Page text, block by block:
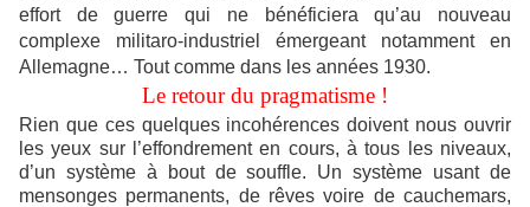
effort de guerre qui ne bénéficiera qu’au nouveau
complexe militaro-industriel émergeant notamment en
Allemagne… Tout comme dans les années 1930.
Le retour du pragmatisme !
Rien que ces quelques incohérences doivent nous ouvrir
les yeux sur l’effondrement en cours, à tous les niveaux,
d’un système à bout de souffle. Un système usant de
mensonges permanents, de rêves voire de cauchemars,